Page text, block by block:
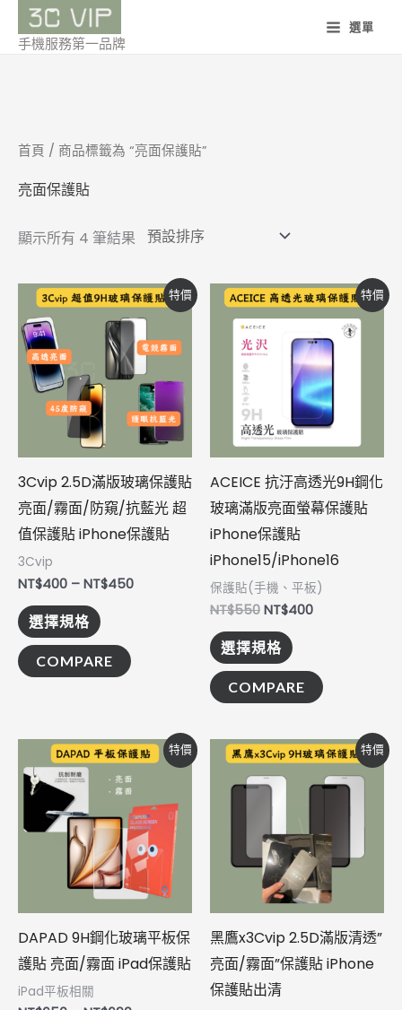
手機服務第一品牌
選單
首頁 / 商品標籤為 “亮面保護貼”
亮面保護貼
顯示所有 4 筆結果
特價
3Cvip 2.5D滿版玻璃保護貼
亮面/霧面/防窺/抗藍光 超
值保護貼 iPhone保護貼
3Cvip
NT$400 – NT$450
價
格
範
圍：
NT$400
到
NT$450
選擇規格
此
產
品
有
多
種
款
式。
可
在
品
選
項
COMPARE
特價
ACEICE 抗汙高透光9H鋼化
玻璃滿版亮面螢幕保護貼
iPhone保護貼
iPhone15/iPhone16
保護貼(手機、平板)
NT$550
原
始
價
格：
NT$550。
NT$400
目
前
價
格：
NT$400。
選擇規格
此
產
品
有
多
種
款
式。
可
在
產
品
頁
擇
項
COMPARE
特價
DAPAD 9H鋼化玻璃平板保
護貼 亮面/霧面 iPad保護貼
iPad平板相關
價
格
範
圍：
NT$650
到
NT$690
此
產
有
多
種
式。
可
特價
黑鷹x3Cvip 2.5D滿版清透”
亮面/霧面”保護貼 iPhone
保護貼出清
價
格
範
圍：
NT$320
此
有
多
種
款
式。
可